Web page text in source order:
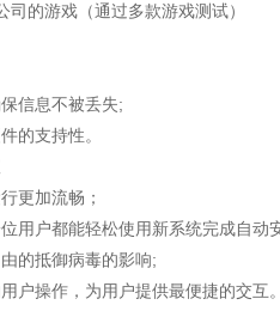
的游戏（通过多款游戏测试）
信息不被丢失;
的支持性。
更加流畅；
用户都能轻松使用新系统完成自动
的抵御病毒的影响;
户操作，为用户提供最便捷的交互。